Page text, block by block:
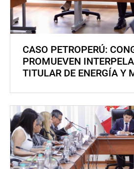
CASO PETROPERÚ:
PROMUEVEN
TITULAR DE ENERGÍA Y